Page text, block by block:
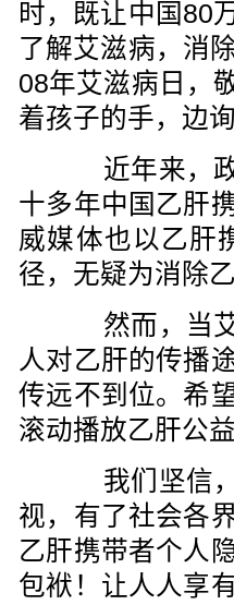
时，既让中国80
了解艾滋病，消
08年艾滋病日，
着孩子的手，边
近年来，政
十多年中国乙肝
威媒体也以乙肝
径，无疑为消除
然而，当艾
人对乙肝的传播
传远不到位。希
滚动播放乙肝公益
我们坚信，
视，有了社会各
乙肝携带者个人
包袱！让人人享